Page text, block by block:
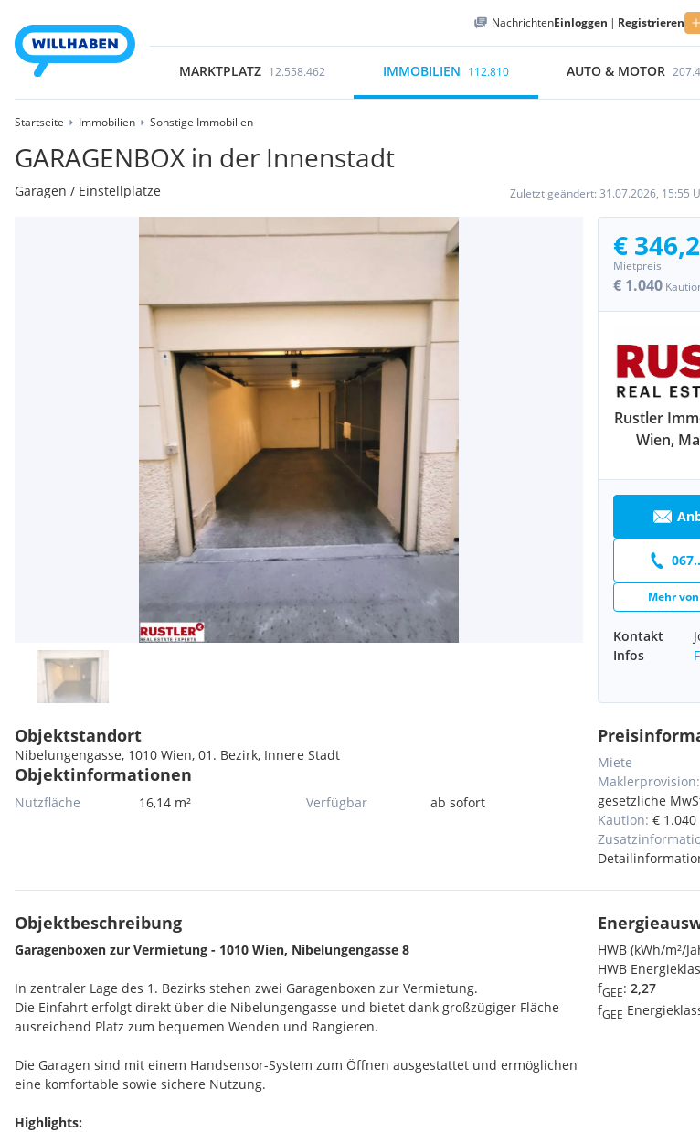
NachrichtenEinloggen | Registrieren
MARKTPLATZ 12.558.462 IMMOBILIEN 112.810 AUTO & MOTOR
Startseite Immobilien Sonstige Immobilien
GARAGENBOX in der Innenstadt
Garagen / Einstellplätze Zuletzt geändert: 31.07.2026, 15:55
€
Mietpreis
€ 1.040
Rustler
Wien,
Mehr
Kontakt
Infos
Objektstandort
Nibelungengasse, 1010 Wien, 01. Bezirk, Innere Stadt
Objektinformationen
Nutzfläche 16,14 m² Verfügbar ab sofort
Miete
Maklerprovision:
gesetzliche
Kaution: € 1.040
Objektbeschreibung
Garagenboxen zur Vermietung - 1010 Wien, Nibelungengasse 8
In zentraler Lage des 1. Bezirks stehen zwei Garagenboxen zur Vermietung.
Die Einfahrt erfolgt direkt über die Nibelungengasse und bietet dank großzügiger Fläche
ausreichend Platz zum bequemen Wenden und Rangieren.
Die Garagen sind mit einem Handsensor-System zum Öffnen ausgestattet und ermöglichen
eine komfortable sowie sichere Nutzung.
Highlights:
HWB (kWh/m²/
HWB
fGEE: 2,27
fGEE